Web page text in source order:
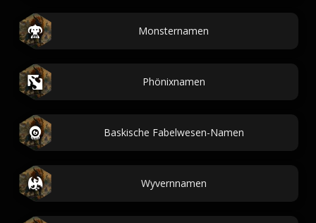
Monsternamen
Phönixnamen
Baskische Fabelwesen-Namen
Wyvernnamen